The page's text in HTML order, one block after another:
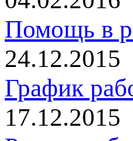
Помощь в
24.12.2015
График
17.12.2015